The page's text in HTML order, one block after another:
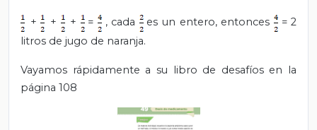
+ + + = , cada es un entero, entonces
= 2
litros de jugo de naranja.
Vayamos rápidamente a su libro de desafíos en la
página 108